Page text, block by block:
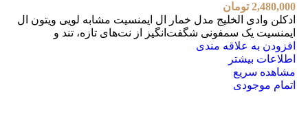
2,480,000 تومان
ادکلن وادی الخلیج مدل خمار ال ایمنسیت مشابه لویی ویتون ال
ایمنسیت یک سمفونی شگفت‌انگیز از نت‌های تازه، تند و
افزودن به علاقه مندی
اطلاعات بیشتر
مشاهده سریع
اتمام موجودی